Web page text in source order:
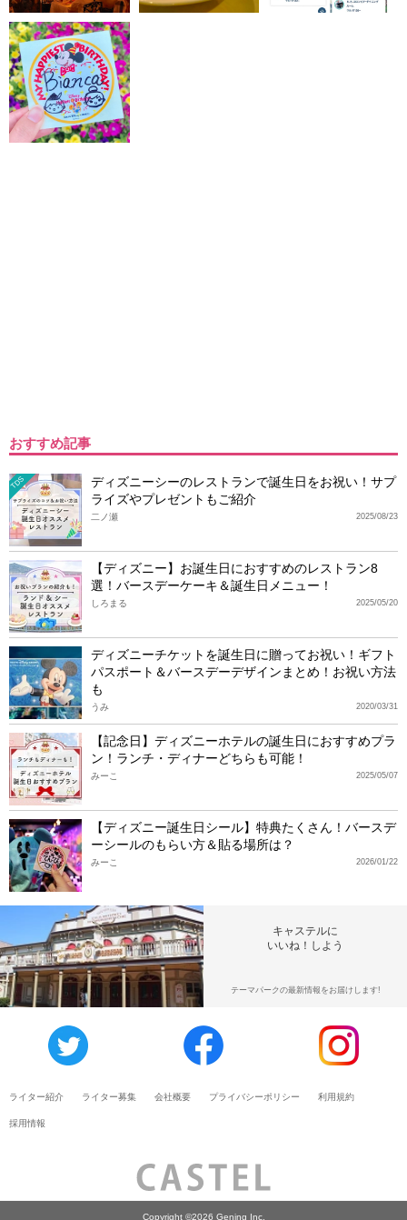
おすすめ記事
TDS
ディズニーシーのレストランで誕生日をお祝い！サプ
ライズやプレゼントもご紹介
2025/08/23
二ノ瀬
【ディズニー】お誕生日におすすめのレストラン8
選！バースデーケーキ＆誕生日メニュー！
2025/05/20
しろまる
ディズニーチケットを誕生日に贈ってお祝い！ギフト
パスポート＆バースデーデザインまとめ！お祝い方法
も
2020/03/31
うみ
【記念日】ディズニーホテルの誕生日におすすめプラ
ン！ランチ・ディナーどちらも可能！
2025/05/07
みーこ
【ディズニー誕生日シール】特典たくさん！バースデ
ーシールのもらい方＆貼る場所は？
2026/01/22
みーこ
キャステルに
いいね！しよう
テーマパークの最新情報をお届けします!
ライター紹介 ライター募集 会社概要 プライバシーポリシー 利用規約
採用情報
Copyright ©2026 Gening Inc.